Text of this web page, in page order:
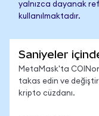
yalnızca dayanak
kullanılmaktadır.
Saniyeler
MetaMask'ta
takas edin ve
kripto cüzdanı.